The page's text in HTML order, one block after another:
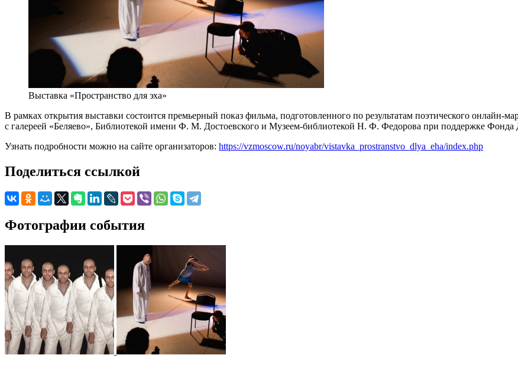
Выставка «Пространство для эха»
В рамках открытия выставки состоится премьерный показ фильма, подготовленного по результатам поэтического онлайн-
с галереей «Беляево», Библиотекой имени Ф. М. Достоевского и Музеем-библиотекой Н. Ф. Федорова при поддержке
Узнать подробности можно на сайте организаторов: https://vzmoscow.ru/noyabr/vistavka_prostranstvo_dlya_eha/index.php
Поделиться ссылкой
Фотографии события